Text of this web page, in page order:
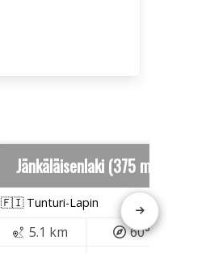
Jänkäläisenlaki (375 m)
🇫🇮 Tunturi-Lapin
5.1 km
60°